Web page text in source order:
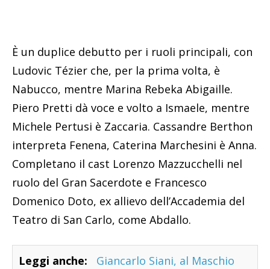
È un duplice debutto per i ruoli principali, con
Ludovic Tézier che, per la prima volta, è
Nabucco, mentre Marina Rebeka Abigaille.
Piero Pretti dà voce e volto a Ismaele, mentre
Michele Pertusi è Zaccaria. Cassandre Berthon
interpreta Fenena, Caterina Marchesini è Anna.
Completano il cast Lorenzo Mazzucchelli nel
ruolo del Gran Sacerdote e Francesco
Domenico Doto, ex allievo dell’Accademia del
Teatro di San Carlo, come Abdallo.
Leggi anche:
Giancarlo Siani, al Maschio